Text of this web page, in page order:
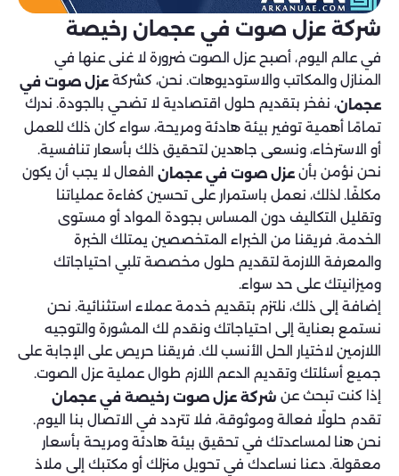
شركة عزل صوت في عجمان رخيصة
في عالم اليوم، أصبح عزل الصوت ضرورة لا غنى عنها في
المنازل والمكاتب والاستوديوهات. نحن، كشركة عزل صوت في
عجمان، نفخر بتقديم حلول اقتصادية لا تضحي بالجودة. ندرك
تمامًا أهمية توفير بيئة هادئة ومريحة، سواء كان ذلك للعمل
أو الاسترخاء، ونسعى جاهدين لتحقيق ذلك بأسعار تنافسية.
نحن نؤمن بأن عزل صوت في عجمان الفعال لا يجب أن يكون
مكلفًا. لذلك، نعمل باستمرار على تحسين كفاءة عملياتنا
وتقليل التكاليف دون المساس بجودة المواد أو مستوى
الخدمة. فريقنا من الخبراء المتخصصين يمتلك الخبرة
والمعرفة اللازمة لتقديم حلول مخصصة تلبي احتياجاتك
وميزانيتك على حد سواء.
إضافة إلى ذلك، نلتزم بتقديم خدمة عملاء استثنائية. نحن
نستمع بعناية إلى احتياجاتك ونقدم لك المشورة والتوجيه
اللازمين لاختيار الحل الأنسب لك. فريقنا حريص على الإجابة على
جميع أسئلتك وتقديم الدعم اللازم طوال عملية عزل الصوت.
إذا كنت تبحث عن شركة عزل صوت رخيصة في عجمان
تقدم حلولًا فعالة وموثوقة، فلا تتردد في الاتصال بنا اليوم.
نحن هنا لمساعدتك في تحقيق بيئة هادئة ومريحة بأسعار
معقولة. دعنا نساعدك في تحويل منزلك أو مكتبك إلى ملاذ